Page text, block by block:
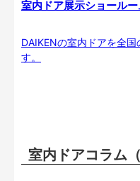
室内ドア展示ショールー
DAIKENの室内ドアを全
す。
室内ドアコラム（